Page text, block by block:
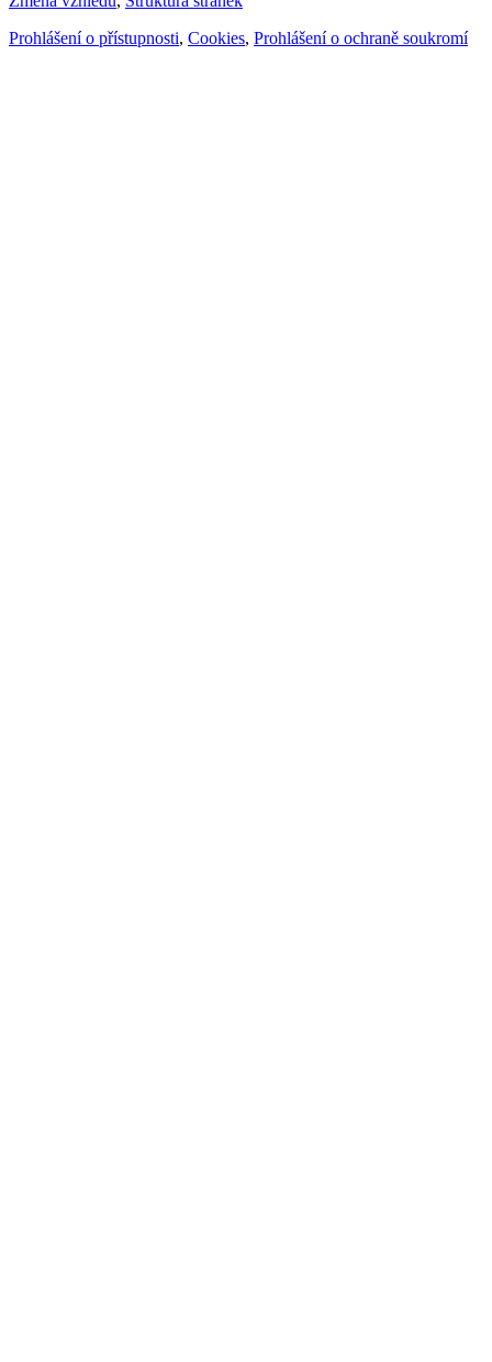
Prohlášení o přístupnosti, Cookies, Prohlášení o ochraně soukromí